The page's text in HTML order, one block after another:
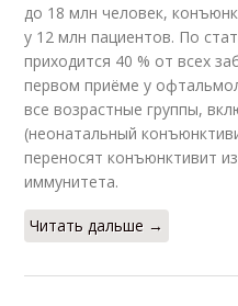
до 18 млн человек,
у 12 млн пациентов. По
приходится 40 % от всех
первом приёме у
все возрастные группы,
(неонатальный
переносят конъюнктивит
иммунитета.
Читать дальше →